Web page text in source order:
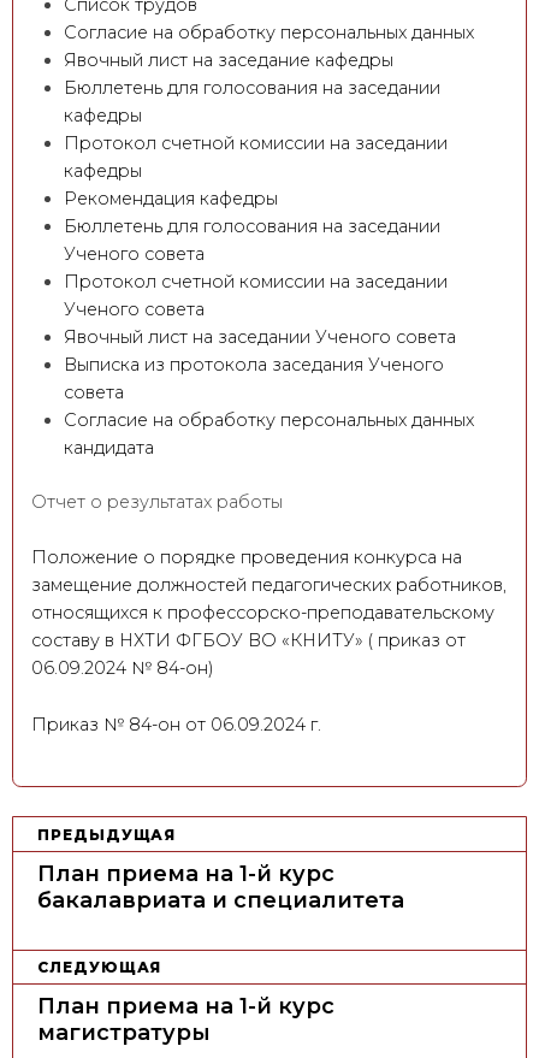
Список трудов
Согласие на обработку персональных данных
Явочный лист на заседание кафедры
Бюллетень для голосования на заседании
кафедры
Протокол счетной комиссии на заседании
кафедры
Рекомендация кафедры
Бюллетень для голосования на заседании
Ученого совета
Протокол счетной комиссии на заседании
Ученого совета
Явочный лист на заседании Ученого совета
Выписка из протокола заседания Ученого
совета
Согласие на обработку персональных данных
кандидата
Отчет о результатах работы
Положение о порядке проведения конкурса на
замещение должностей педагогических работников,
относящихся к профессорско-преподавательскому
составу в НХТИ ФГБОУ ВО «КНИТУ» ( приказ от
06.09.2024 № 84-он)
Приказ № 84-он от 06.09.2024 г.
НПРЕДЫДУЩАЯ
План приема на 1-й курс
бакалавриата и специалитета
СЛЕДУЮЩАЯ
План приема на 1-й курс
магистратуры